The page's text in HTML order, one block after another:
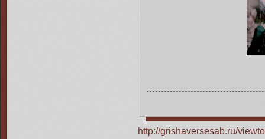
http://grishaversesab.ru/